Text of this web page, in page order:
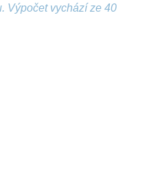
Výpočet vychází ze 40